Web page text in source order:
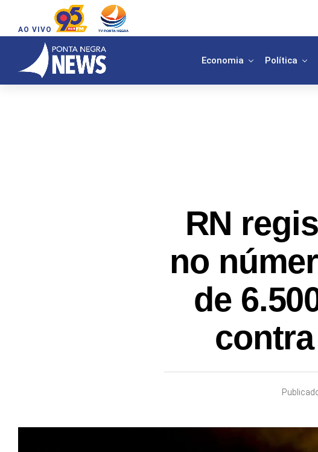
AO VIVO
Economia Política
RN
no
de